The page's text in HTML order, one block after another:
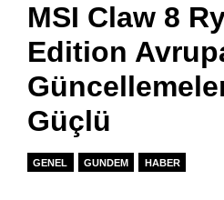
MSI Claw 8
Edition
Güçlü
GENEL GUNDEM HABER